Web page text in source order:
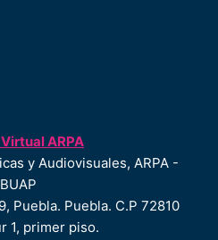
ARPA
y Audiovisuales, ARPA -
BUAP
Puebla. Puebla. C.P 72810
1, primer piso.